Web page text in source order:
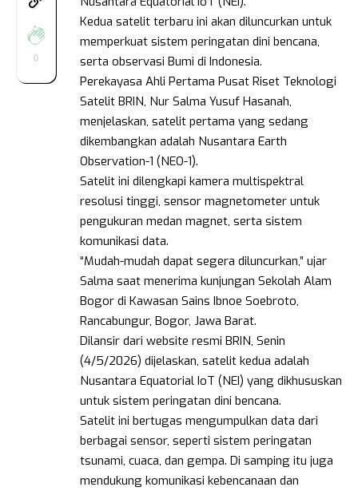
0
Kedua satelit terbaru ini akan diluncurkan untuk
memperkuat sistem peringatan dini bencana,
serta observasi Bumi di Indonesia.
Perekayasa Ahli Pertama Pusat Riset Teknologi
Satelit BRIN, Nur Salma Yusuf Hasanah,
menjelaskan, satelit pertama yang sedang
dikembangkan adalah Nusantara Earth
Observation-1 (NEO-1).
Satelit ini dilengkapi kamera multispektral
resolusi tinggi, sensor magnetometer untuk
pengukuran medan magnet, serta sistem
komunikasi data.
“Mudah-mudah dapat segera diluncurkan,” ujar
Salma saat menerima kunjungan Sekolah Alam
Bogor di Kawasan Sains Ibnoe Soebroto,
Rancabungur, Bogor, Jawa Barat.
Dilansir dari website resmi BRIN, Senin
(4/5/2026) dijelaskan, satelit kedua adalah
Nusantara Equatorial IoT (NEI) yang dikhususkan
untuk sistem peringatan dini bencana.
Satelit ini bertugas mengumpulkan data dari
berbagai sensor, seperti sistem peringatan
tsunami, cuaca, dan gempa. Di samping itu juga
mendukung komunikasi kebencanaan dan